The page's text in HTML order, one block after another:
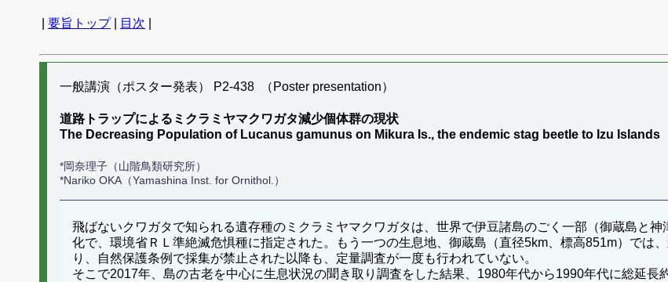
要旨トップ| 目次
一般講演（ポスター発表） P2-438 （Poster presentation）
道路トラップによるミクラミヤマクワガタ減少個体群の現状
The Decreasing Population of Lucanus gamunus on Mikura Is., the endemic stag beetle to Izu Islands
*岡奈理子（山階鳥類研究所）
*Nariko OKA（Yamashina Inst. for Ornithol.）
飛ばないクワガタで知られる遺存種のミクラミヤマクワガタは、世界で伊豆諸島のごく一部（御蔵島と
化で、環境省ＲＬ準絶滅危惧種に指定された。もう一つの生息地、御蔵島（直径5km、標高851m）では
り、自然保護条例で採集が禁止された以降も、定量調査が一度も行われていない。
そこで2017年、島の古老を中心に生息状況の聞き取り調査をした結果、1980年代から1990年代に総延